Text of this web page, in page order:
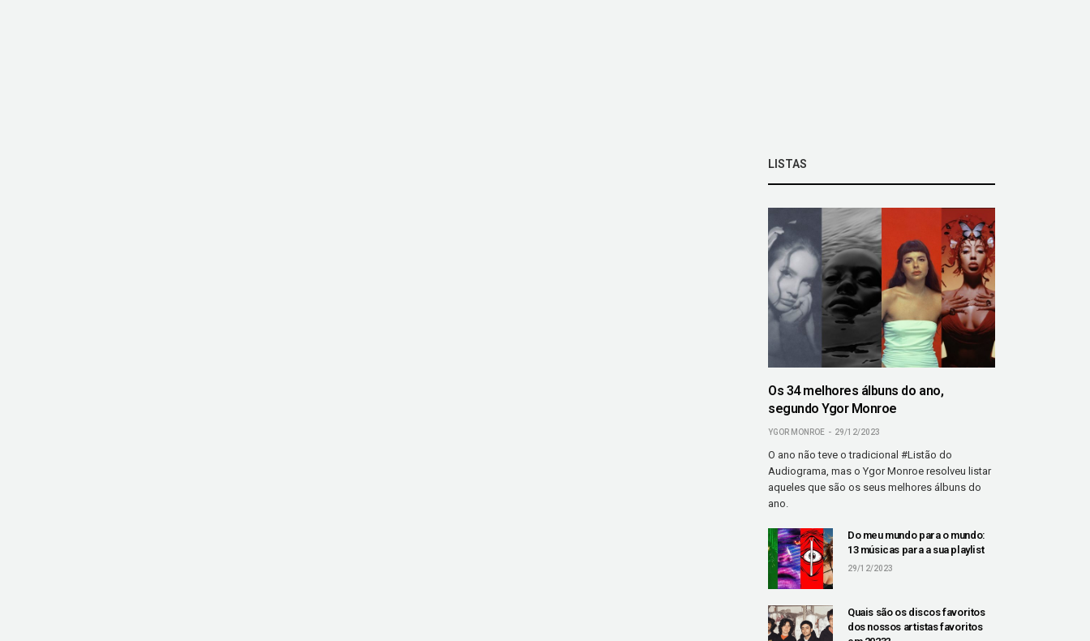
LISTAS
Os 34 melhores álbuns do ano,
segundo Ygor Monroe
YGOR MONROE 29/12/2023
O ano não teve o tradicional #Listão do
Audiograma, mas o Ygor Monroe resolveu listar
aqueles que são os seus melhores álbuns do
ano.
Do meu mundo para o mundo:
13 músicas para a sua playlist
29/12/2023
Quais são os discos favoritos
dos nossos artistas favoritos